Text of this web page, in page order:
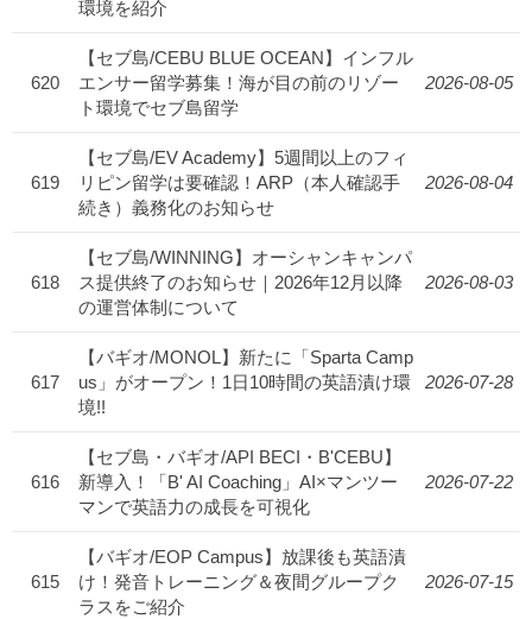
環境を紹介
620
【セブ島/CEBU BLUE OCEAN】インフル
エンサー留学募集！海が目の前のリゾー
ト環境でセブ島留学
2026-08-05
619
【セブ島/EV Academy】5週間以上のフィ
リピン留学は要確認！ARP（本人確認手
続き）義務化のお知らせ
2026-08-04
618
【セブ島/WINNING】オーシャンキャンパ
ス提供終了のお知らせ｜2026年12月以降
の運営体制について
2026-08-03
617
【バギオ/MONOL】新たに「Sparta Camp
us」がオープン！1日10時間の英語漬け環
境!!
2026-07-28
616
【セブ島・バギオ/API BECI・B'CEBU】
新導入！「B' AI Coaching」AI×マンツー
マンで英語力の成長を可視化
2026-07-22
615
【バギオ/EOP Campus】放課後も英語漬
け！発音トレーニング＆夜間グループク
ラスをご紹介
2026-07-15